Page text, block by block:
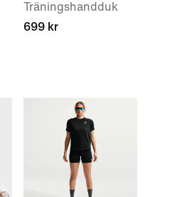
Träningshandduk
699 kr